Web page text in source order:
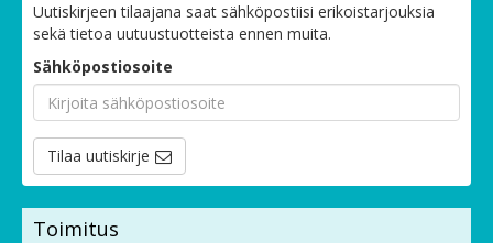
Uutiskirjeen tilaajana saat sähköpostiisi erikoistarjouksia
sekä tietoa uutuustuotteista ennen muita.
Sähköpostiosoite
Tilaa uutiskirje
Toimitus